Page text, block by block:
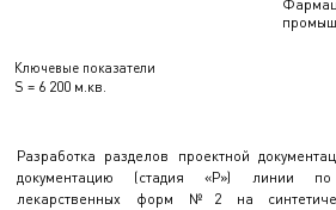
Ключевые показатели
S = 6 200 м.кв.
Разработка разделов проектной
документацию (стадия «Р») линии по
лекарственных форм №2 на